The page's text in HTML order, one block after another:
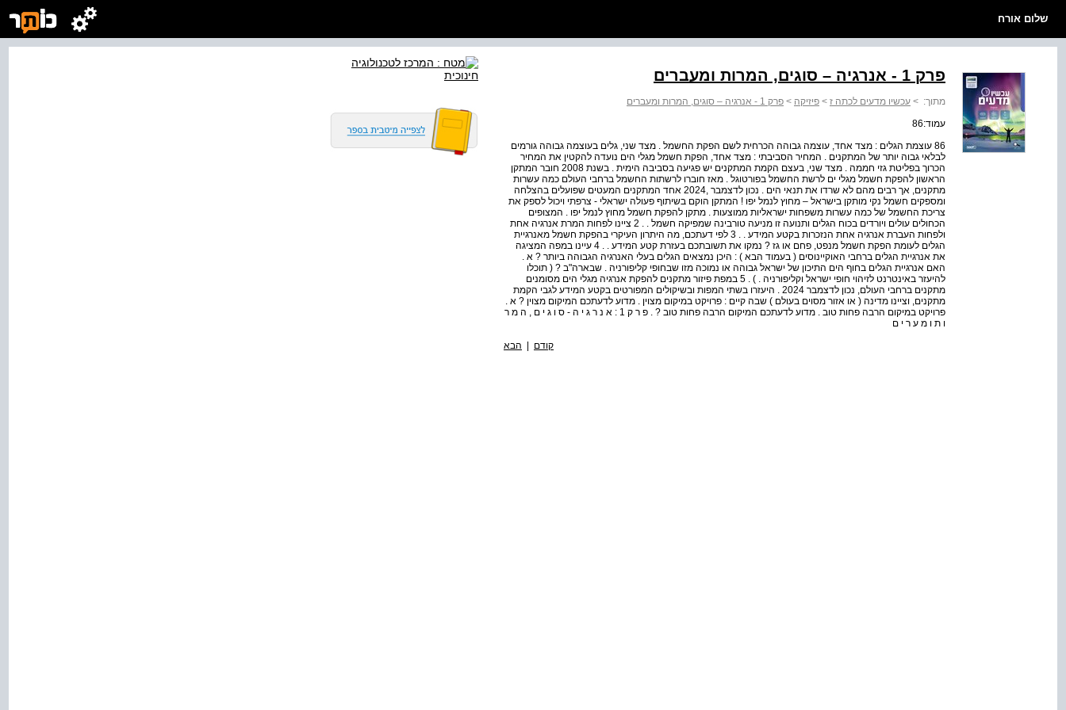
שלום אורח
פרק 1 - אנרגיה – סוגים, המרות ומעברים
מתוך: > עכשיו מדעים לכתה ז > פיזיקה > פרק 1 - אנרגיה – סוגים, המרות ומעברים
עמוד:86
86 עוצמת הגלים : מצד אחד, עוצמה גבוהה הכרחית לשם הפקת החשמל . מצד שני, גלים בעוצמה גבוהה גורמים
לבלאי גבוה יותר של המתקנים . המחיר הסביבתי : מצד אחד, הפקת חשמל מגלי הים נועדה להקטין את המחיר
הכרוך בפליטת גזי חממה . מצד שני, בעצם הקמת המתקנים יש פגיעה בסביבה הימית . בשנת 2008 חובר המתקן
הראשון להפקת חשמל מגלי ים לרשת החשמל בפורטוגל . מאז חוברו לרשתות החשמל ברחבי העולם כמה עשרות
מתקנים, אך רבים מהם לא שרדו את תנאי הים . נכון לדצמבר ,2024 אחד המתקנים המעטים שפועלים בהצלחה
ומספקים חשמל נקי מותקן בישראל – מחוץ לנמל יפו ! המתקן הוקם בשיתוף פעולה ישראלי - צרפתי ויכול לספק את
צריכת החשמל של כמה עשרות משפחות ישראליות ממוצעות . מתקן להפקת חשמל מחוץ לנמל יפו . המצופים
הכחולים עולים ויורדים בכוח הגלים ותנועה זו מניעה טורבינה שמפיקה חשמל . . 2 ציינו לפחות המרת אנרגיה אחת
ולפחות העברת אנרגיה אחת הנזכרות בקטע המידע . . 3 לפי דעתכם, מה היתרון העיקרי בהפקת חשמל מאנרגיית
הגלים לעומת הפקת חשמל מנפט, פחם או גז ? נמקו את תשובתכם בעזרת קטע המידע . . 4 עיינו במפה המציגה
את אנרגיית הגלים ברחבי האוקיינוסים ( בעמוד הבא ) : היכן נמצאים הגלים בעלי האנרגיה הגבוהה ביותר ? א .
האם אנרגיית הגלים בחוף הים התיכון של ישראל גבוהה או נמוכה מזו שבחופי קליפורניה . שבארה"ב ? ( תוכלו
להיעזר באינטרנט לזיהוי חופי ישראל וקליפורניה . ) . 5 במפת פיזור מתקנים להפקת אנרגיה מגלי הים מסומנים
מתקנים ברחבי העולם, נכון לדצמבר 2024 . היעזרו בשתי המפות ובשיקולים המפורטים בקטע המידע לגבי הקמת
מתקנים, וציינו מדינה ( או אזור מסוים בעולם ) שבה קיים : פרויקט במיקום מצוין . מדוע לדעתכם המיקום מצוין ? א .
פרויקט במיקום הרבה פחות טוב . מדוע לדעתכם המיקום הרבה פחות טוב ? . פ ר ק 1 : א נ ר ג י ה - ס ו ג י ם , ה מ ר
ו ת ו מ ע ר י ם
קודם | הבא